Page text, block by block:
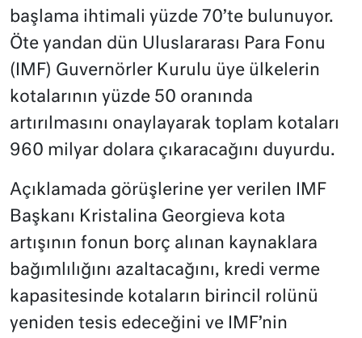
başlama ihtimali yüzde 70’te bulunuyor.
Öte yandan dün Uluslararası Para Fonu
(IMF) Guvernörler Kurulu üye ülkelerin
kotalarının yüzde 50 oranında
artırılmasını onaylayarak toplam kotaları
960 milyar dolara çıkaracağını duyurdu.
Açıklamada görüşlerine yer verilen IMF
Başkanı Kristalina Georgieva kota
artışının fonun borç alınan kaynaklara
bağımlılığını azaltacağını, kredi verme
kapasitesinde kotaların birincil rolünü
yeniden tesis edeceğini ve IMF’nin